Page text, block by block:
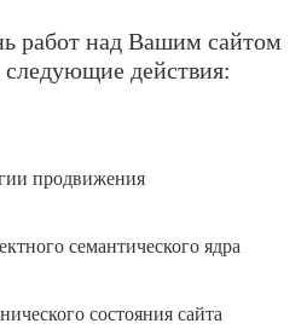
работ над Вашим сайтом
следующие действия:
продвижения
семантического ядра
состояния сайта